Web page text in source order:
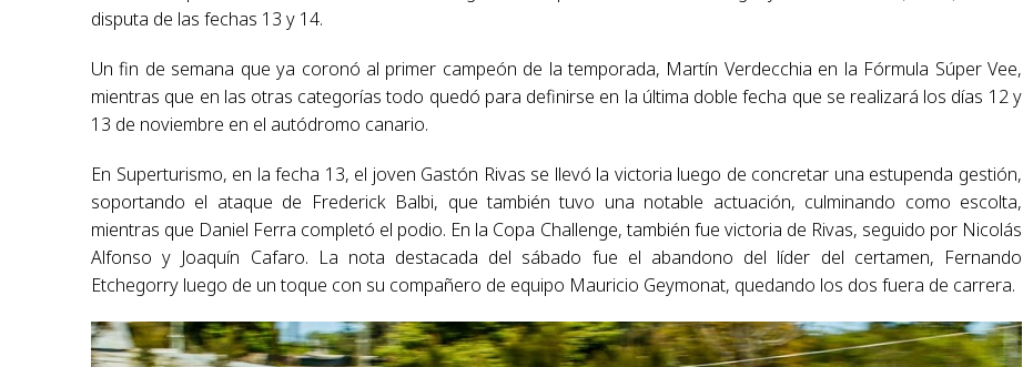
disputa de las fechas 13 y 14.
Un fin de semana que ya coronó al primer campeón de la temporada, Martín Verdecchia en la Fórmula Súper Vee,
mientras que en las otras categorías todo quedó para definirse en la última doble fecha que se realizará los días 12 y
13 de noviembre en el autódromo canario.
En Superturismo, en la fecha 13, el joven Gastón Rivas se llevó la victoria luego de concretar una estupenda gestión,
soportando el ataque de Frederick Balbi, que también tuvo una notable actuación, culminando como escolta,
mientras que Daniel Ferra completó el podio. En la Copa Challenge, también fue victoria de Rivas, seguido por Nicolás
Alfonso y Joaquín Cafaro. La nota destacada del sábado fue el abandono del líder del certamen, Fernando
Etchegorry luego de un toque con su compañero de equipo Mauricio Geymonat, quedando los dos fuera de carrera.